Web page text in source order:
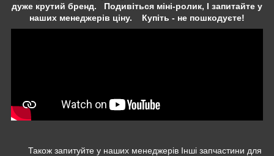
дуже крутий бренд. Подивіться міні-ролик, І запитайте у
наших менеджерів ціну. Купіть - не пошкодуєте!
Також запитуйте у наших менеджерів Інші запчастини для